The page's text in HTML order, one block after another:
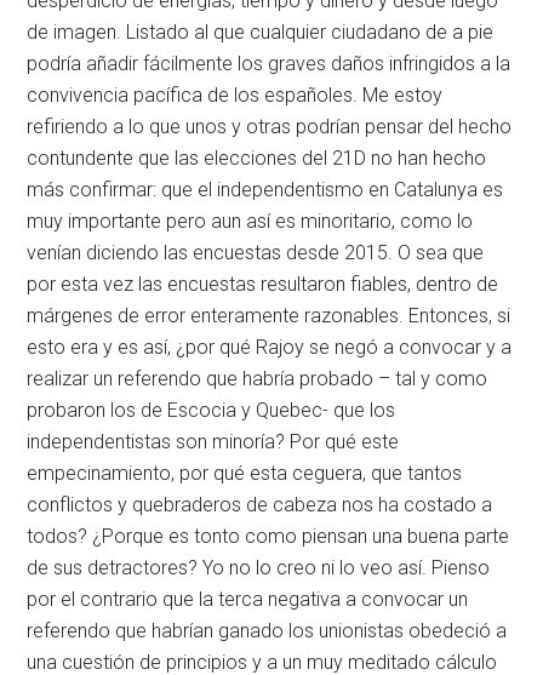
de imagen. Listado al que cualquier ciudadano de a pie
podría añadir fácilmente los graves daños infringidos a la
convivencia pacífica de los españoles. Me estoy
refiriendo a lo que unos y otras podrían pensar del hecho
contundente que las elecciones del 21D no han hecho
más confirmar: que el independentismo en Catalunya es
muy importante pero aun así es minoritario, como lo
venían diciendo las encuestas desde 2015. O sea que
por esta vez las encuestas resultaron fiables, dentro de
márgenes de error enteramente razonables. Entonces, si
esto era y es así, ¿por qué Rajoy se negó a convocar y a
realizar un referendo que habría probado – tal y como
probaron los de Escocia y Quebec- que los
independentistas son minoría? Por qué este
empecinamiento, por qué esta ceguera, que tantos
conflictos y quebraderos de cabeza nos ha costado a
todos? ¿Porque es tonto como piensan una buena parte
de sus detractores? Yo no lo creo ni lo veo así. Pienso
por el contrario que la terca negativa a convocar un
referendo que habrían ganado los unionistas obedeció a
una cuestión de principios y a un muy meditado cálculo